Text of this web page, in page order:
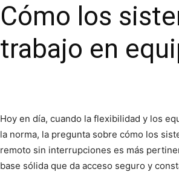
Cómo los
trabajo en
Hoy en día, cuando la flexibilidad y los
la norma, la pregunta sobre cómo los
remoto sin interrupciones es más
base sólida que da acceso seguro y